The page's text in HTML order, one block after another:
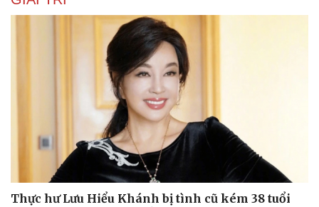
Thực hư Lưu Hiểu Khánh bị tình cũ kém 38 tuổi